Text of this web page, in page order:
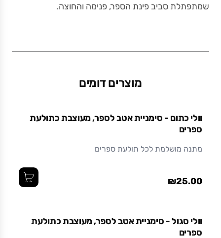
שמתפתלת סביב פינת הספר, פנימה והחוצה.
מוצרים דומים
וולי כתום - סימניית אטב לספר, מעוצבת כתולעת
ספרים
מתנה מושלמת לכל תולעת ספרים
₪25.00
וולי סגול - סימניית אטב לספר, מעוצבת כתולעת
ספרים